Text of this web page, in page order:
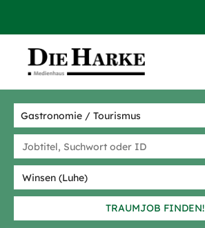
TRAUMJOB FINDEN!